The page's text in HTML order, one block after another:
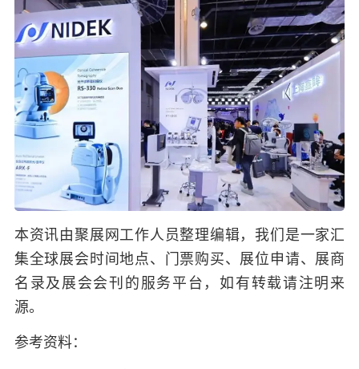
本资讯由聚展网工作人员整理编辑，我们是一家汇
集全球展会时间地点、门票购买、展位申请、展商
名录及展会会刊的服务平台，如有转载请注明来
源。
参考资料：